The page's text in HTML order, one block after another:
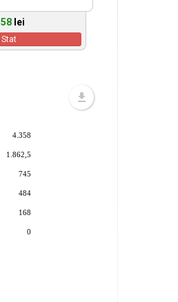
lei
Stat
4.358
1.862,5
745
484
168
0